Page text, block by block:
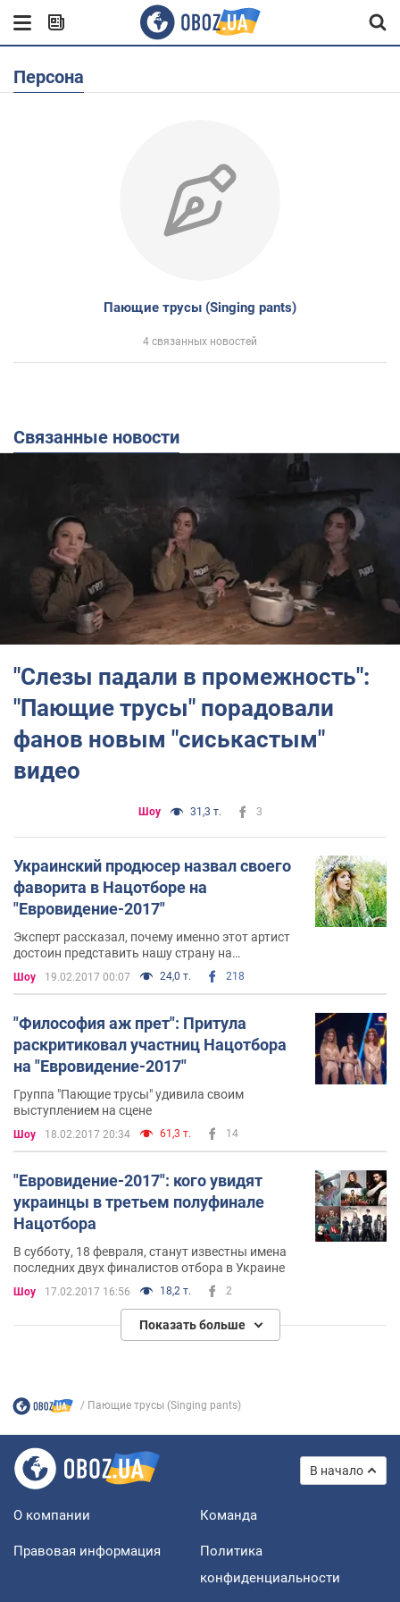
Персона
Пающие трусы (Singing pants)
4 связанных новостей
Связанные новости
"Слезы падали в промежность":
"Пающие трусы" порадовали
фанов новым "сиськастым"
видео
Шоу 31,3 т. 3
Украинский продюсер назвал своего
фаворита в Нацотборе на
"Евровидение-2017"
Эксперт рассказал, почему именно этот артист
достоин представить нашу страну на
международном конкурсе
Шоу 19.02.2017 00:07 24,0 т. 218
"Философия аж прет": Притула
раскритиковал участниц Нацотбора
на "Евровидение-2017"
Группа "Пающие трусы" удивила своим
выступлением на сцене
Шоу 18.02.2017 20:34 61,3 т. 14
"Евровидение-2017": кого увидят
украинцы в третьем полуфинале
Нацотбора
В субботу, 18 февраля, станут известны имена
последних двух финалистов отбора в Украине
Шоу 17.02.2017 16:56 18,2 т. 2
Показать больше
Пающие трусы (Singing pants)
В начало
О компании Команда
Правовая информация
Политика
конфиденциальности